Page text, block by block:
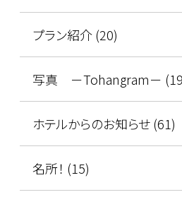
プラン紹介 (20)
写真 －Tohangram－
ホテルからのお知らせ (61)
名所！ (15)